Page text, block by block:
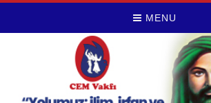
MENU